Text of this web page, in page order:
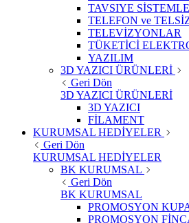
TAVSIYE
TELEFON ve
TELEVİZYONLAR
TÜKETİCİ
YAZILIM
3D YAZICI ÜRÜNLERİ
Geri Dön
3D YAZICI ÜRÜNLERİ
3D YAZICI
FİLAMENT
KURUMSAL HEDİYELER
Geri Dön
KURUMSAL HEDİYELER
BK KURUMSAL
Geri Dön
BK KURUMSAL
PROMOSYON
PROMOSYON